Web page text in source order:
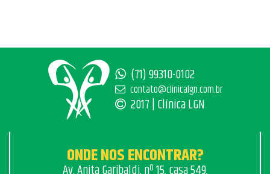
(71) 99310-0102
contato@clinicalgn.com.br
2017 | Clínica LGN
ONDE NOS ENCONTRAR?